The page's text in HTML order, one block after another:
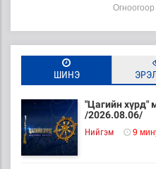
ШИНЭ
"Цагийн хүрд"
/2026.08.06/
Нийгэм 9